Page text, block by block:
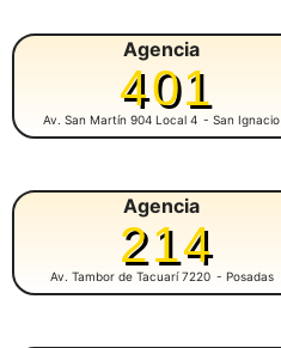
Agencia
401
Av. San Martín 904 Local 4 - San Ignacio
Agencia
214
Av. Tambor de Tacuarí 7220 - Posadas